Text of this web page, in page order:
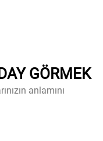
GÖRMEK
anlamını